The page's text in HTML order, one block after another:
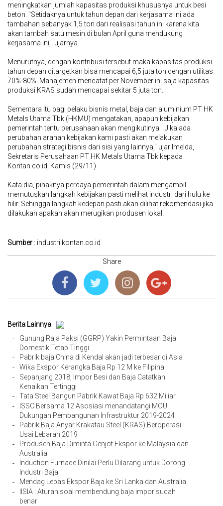
meningkatkan jumlah kapasitas produksi khususnya untuk besi
beton. "Setidaknya untuk tahun depan dari kerjasama ini ada
tambahan sebanyak 1,5 ton dari realisasi tahun ini karena kita
akan tambah satu mesin di bulan April guna mendukung
kerjasama ini," ujarnya.
Menurutnya, dengan kontribusi tersebut maka kapasitas produksi
tahun depan ditargetkan bisa mencapai 6,5 juta ton dengan utilitas
70%-80%. Manajemen mencatat per November ini saja kapasitas
produksi KRAS sudah mencapai sekitar 5 juta ton.
Sementara itu bagi pelaku bisnis metal, baja dan aluminium PT HK
Metals Utama Tbk (HKMU) mengatakan, apapun kebijakan
pemerintah tentu perusahaan akan mengikutinya. "Jika ada
perubahan arahan kebijakan kami pasti akan melakukan
perubahan strategi bisnis dari sisi yang lainnya," ujar Imelda,
Sekretaris Perusahaan PT HK Metals Utama Tbk kepada
Kontan.co.id, Kamis (29/11).
Kata dia, pihaknya percaya pemerintah dalam mengambil
memutuskan langkah kebijakan pasti melihat industri dari hulu ke
hilir. Sehingga langkah kedepan pasti akan dilihat rekomendasi jika
dilakukan apakah akan merugikan produsen lokal.
Sumber : industri.kontan.co.id
Share
Berita Lainnya
-
Gunung Raja Paksi (GGRP) Yakin Permintaan Baja
Domestik Tetap Tinggi
-
Pabrik baja China di Kendal akan jadi terbesar di Asia
-
Wika Ekspor Kerangka Baja Rp 12 M ke Filipina
-
Sepanjang 2018, Impor Besi dan Baja Catatkan
Kenaikan Tertinggi
-
Tata Steel Bangun Pabrik Kawat Baja Rp 632 Miliar
-
ISSC Bersama 12 Asosiasi menandatangi MOU
Dukungan Pembangunan Infrastruktur 2019-2024
-
Pabrik Baja Anyar Krakatau Steel (KRAS) Beroperasi
Usai Lebaran 2019
-
Produsen Baja Diminta Genjot Ekspor ke Malaysia dan
Australia
-
Induction Furnace Dinilai Perlu Dilarang untuk Dorong
Industri Baja
-
Mendag Lepas Ekspor Baja ke Sri Lanka dan Australia
-
IISIA : Aturan soal membendung baja impor sudah
benar